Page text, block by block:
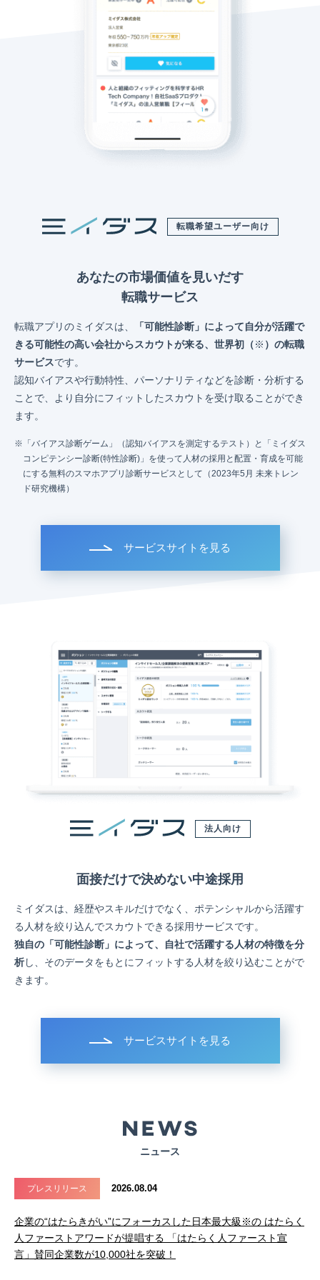
転職希望ユーザー向け
あなたの市場価値を見いだす
転職サービス
転職アプリのミイダスは、
「可能性診断」によって自分が活躍で
きる可能性の高い会社からスカウトが来る、世界初（※ ）の転職
サービスです。
認知バイアスや行動特性、パーソナリティなどを診断・分析する
ことで、より自分にフィットしたスカウトを受け取ることができ
ます。
「バイアス診断ゲーム」（認知バイアスを測定するテスト）と「ミイダス
コンピテンシー診断(特性診断)」を使って人材の採用と配置・育成を可能
にする無料のスマホアプリ診断サービスとして（2023年5月 未来トレン
ド研究機構）
サービスサイトを見る
法人向け
面接だけで決めない中途採用
ミイダスは、経歴やスキルだけでなく、ポテンシャルから活躍す
る人材を絞り込んでスカウトできる採用サービスです。
独自の「可能性診断」によって、自社で活躍する人材の特徴を分
析し、そのデータをもとにフィットする人材を絞り込むことがで
きます。
サービスサイトを見る
ニュース
プレスリリース 2026.08.04
企業の“はたらきがい”にフォーカスした日本最大級※の はたらく
人ファーストアワードが提唱する 「はたらく人ファースト宣
言」賛同企業数が10,000社を突破！